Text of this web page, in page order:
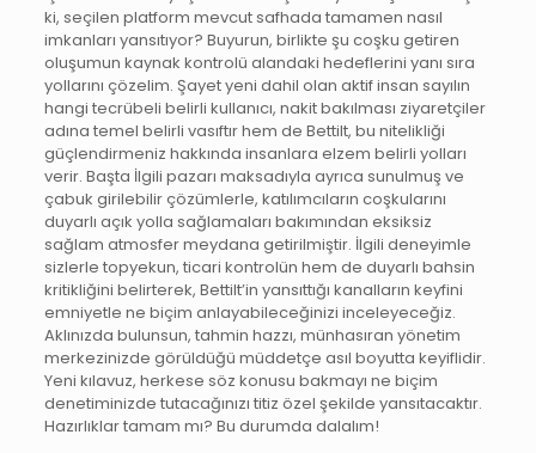
ki, seçilen platform mevcut safhada tamamen nasıl
imkanları yansıtıyor? Buyurun, birlikte şu coşku getiren
oluşumun kaynak kontrolü alandaki hedeflerini yanı sıra
yollarını çözelim. Şayet yeni dahil olan aktif insan sayılın
hangi tecrübeli belirli kullanıcı, nakit bakılması ziyaretçiler
adına temel belirli vasıftır hem de Bettilt, bu nitelikliği
güçlendirmeniz hakkında insanlara elzem belirli yolları
verir. Başta İlgili pazarı maksadıyla ayrıca sunulmuş ve
çabuk girilebilir çözümlerle, katılımcıların coşkularını
duyarlı açık yolla sağlamaları bakımından eksiksiz
sağlam atmosfer meydana getirilmiştir. İlgili deneyimle
sizlerle topyekun, ticari kontrolün hem de duyarlı bahsin
kritikliğini belirterek, Bettilt’in yansıttığı kanalların keyfini
emniyetle ne biçim anlayabileceğinizi inceleyeceğiz.
Aklınızda bulunsun, tahmin hazzı, münhasıran yönetim
merkezinizde görüldüğü müddetçe asıl boyutta keyiflidir.
Yeni kılavuz, herkese söz konusu bakmayı ne biçim
denetiminizde tutacağınızı titiz özel şekilde yansıtacaktır.
Hazırlıklar tamam mı? Bu durumda dalalım!